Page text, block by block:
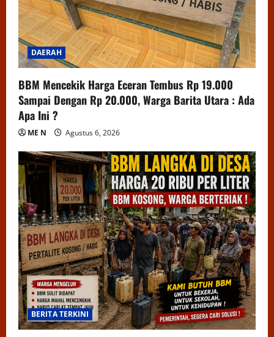
DAERAH
BBM Mencekik Harga Eceran Tembus Rp 19.000
Sampai Dengan Rp 20.000, Warga Barita Utara : Ada
Apa Ini ?
ME N Agustus 6, 2026
BERITA TERKINI